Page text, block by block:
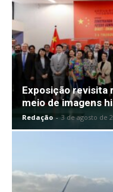
Exposição revisita
meio de imagens
Redação - 3 de agosto de